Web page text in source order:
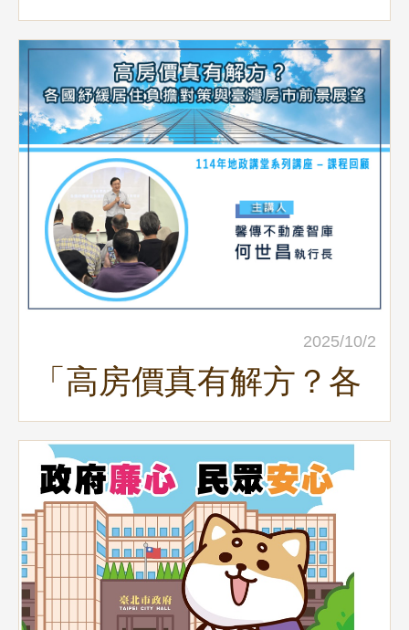
電力網韌性及西部海域
離岸風力發電選址風險
分析」地政講堂回顧
2025/10/2
「高房價真有解方？各
國紓緩居住負擔對策與
臺灣房市前景展望」地
政講堂回顧